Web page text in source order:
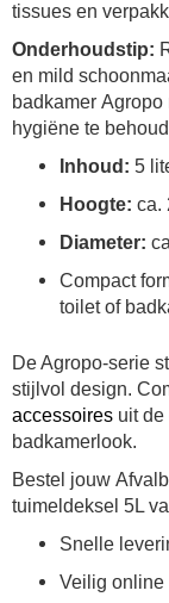
tissues en
Onderhoudstip:
en mild
badkamer
hygiëne te
Inhoud: 5
Hoogte: ca.
Diameter:
Compact
toilet of
De Agropo-serie
stijlvol design.
accessoires uit
badkamerlook.
Bestel jouw
tuimeldeksel 5L
Snelle
Veilig online